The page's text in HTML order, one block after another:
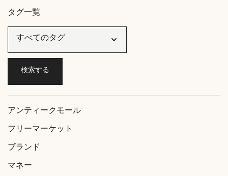
タグ一覧
アンティークモール
フリーマーケット
ブランド
マネー